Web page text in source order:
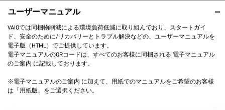
ユーザーマニュアル
VAIOでは同梱物削減による環境負荷低減に取り組んでおり、スタートガイ
ド、安全のために/リカバリーとトラブル解決などの、ユーザーマニュアルを
電子版（HTML）でご提供しています。
電子マニュアルのQRコードは、すべてのお客様に同梱される 電子マニュアル
のご案内 に記載しております。
※電子マニュアルのご案内 に加えて、用紙でのマニュアルをご希望のお客様
は「用紙版」をご選択ください。